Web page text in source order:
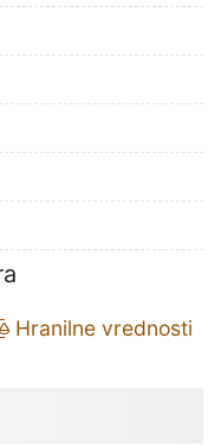
Hranilne vrednosti